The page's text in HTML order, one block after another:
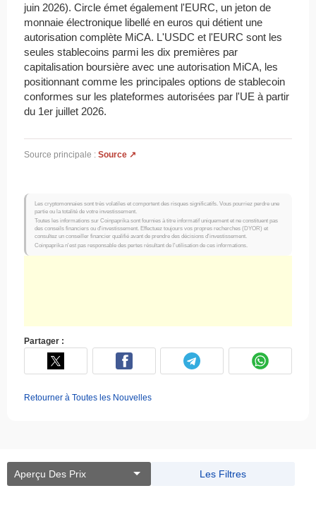
juin 2026). Circle émet également l'EURC, un jeton de
monnaie électronique libellé en euros qui détient une
autorisation complète MiCA. L'USDC et l'EURC sont les
seules stablecoins parmi les dix premières par
capitalisation boursière avec une autorisation MiCA, les
positionnant comme les principales options de stablecoin
conformes sur les plateformes autorisées par l'UE à partir
du 1er juillet 2026.
Source principale : Source ↗
Les cryptomonnaies sont très volatiles et comportent des risques significatifs. Vous pourriez perdre une
partie ou la totalité de votre investissement.
Toutes les informations sur Coinpaprika sont fournies à titre informatif uniquement et ne constituent pas
des conseils financiers ou d'investissement. Effectuez toujours vos propres recherches (DYOR) et
consultez un conseiller financier qualifié avant de prendre des décisions d'investissement.
Coinpaprika n'est pas responsable des pertes résultant de l'utilisation de ces informations.
Partager :
Retourner à Toutes les Nouvelles
Aperçu Des Prix Les Filtres